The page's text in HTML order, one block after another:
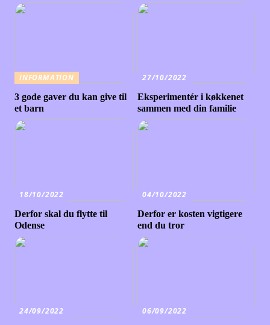
INFORMATION
3 gode gaver du kan give til
et barn
27/10/2022
Eksperimentér i køkkenet
sammen med din familie
18/10/2022
Derfor skal du flytte til
Odense
04/10/2022
Derfor er kosten vigtigere
end du tror
24/09/2022
06/09/2022